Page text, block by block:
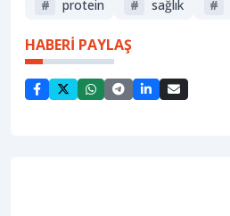
# protein # sağlık #
HABERİ PAYLAŞ